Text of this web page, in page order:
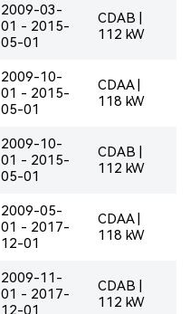
2009-03-
01 - 2015-
05-01
CDAB |
112 kW
2009-10-
01 - 2015-
05-01
CDAA |
118 kW
2009-10-
01 - 2015-
05-01
CDAB |
112 kW
2009-05-
01 - 2017-
12-01
CDAA |
118 kW
2009-11-
01 - 2017-
12-01
CDAB |
112 kW